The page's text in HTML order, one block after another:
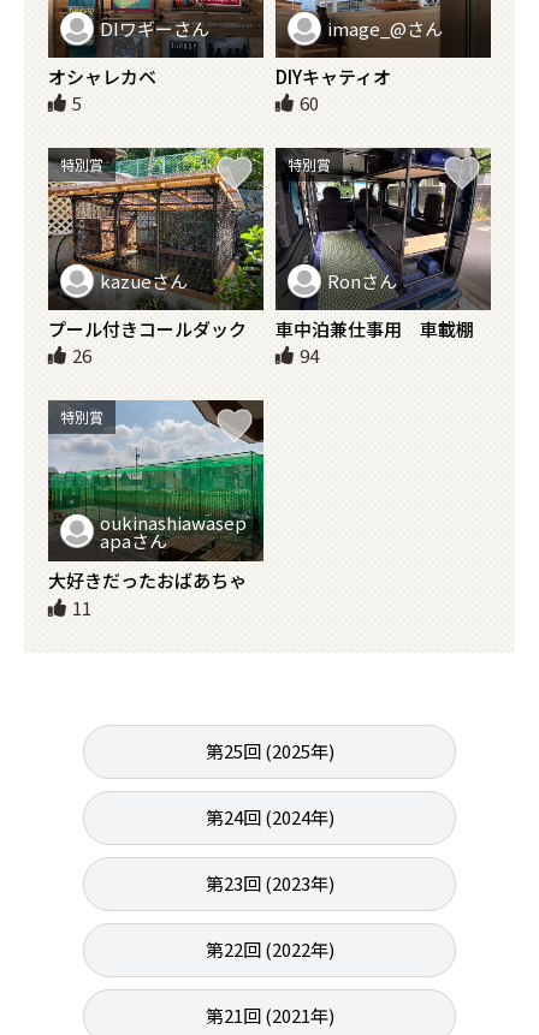
DIワギーさん
オシャレカベ
5
image_@さん
DIYキャティオ
60
特別賞
kazueさん
プール付きコールダック
の小屋
26
特別賞
Ronさん
車中泊兼仕事用 車載棚
94
特別賞
oukinashiawasep
apaさん
大好きだったおばあちゃ
んの思いを胸に父と共に
目指せ甲子園！
11
第25回 (2025年)
第24回 (2024年)
第23回 (2023年)
第22回 (2022年)
第21回 (2021年)